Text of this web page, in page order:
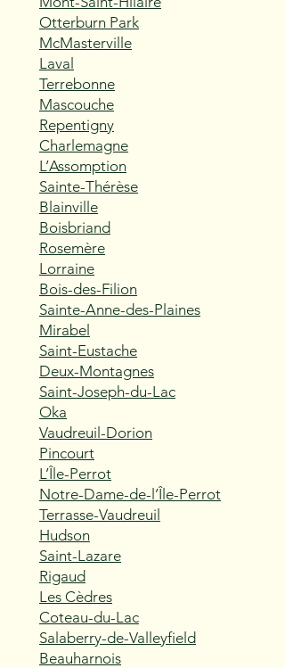
Otterburn Park
McMasterville
Laval
Terrebonne
Mascouche
Repentigny
Charlemagne
L’Assomption
Sainte-Thérèse
Blainville
Boisbriand
Rosemère
Lorraine
Bois-des-Filion
Sainte-Anne-des-Plaines
Mirabel
Saint-Eustache
Deux-Montagnes
Saint-Joseph-du-Lac
Oka
Vaudreuil-Dorion
Pincourt
L’Île-Perrot
Notre-Dame-de-l’Île-Perrot
Terrasse-Vaudreuil
Hudson
Saint-Lazare
Rigaud
Les Cèdres
Coteau-du-Lac
Salaberry-de-Valleyfield
Beauharnois